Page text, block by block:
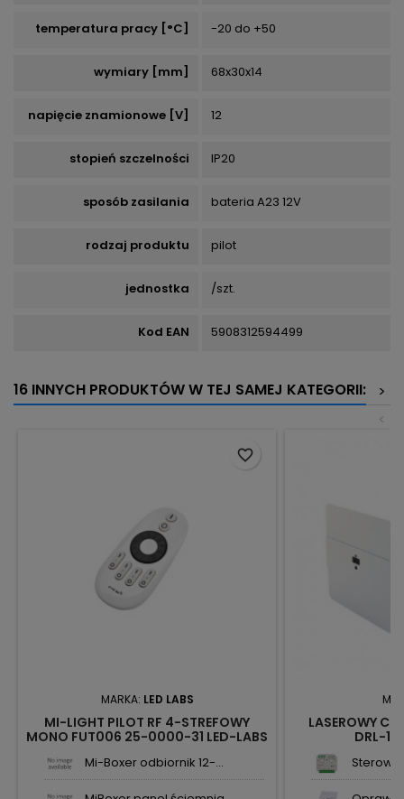
temperatura pracy [°C] -20 do +50
wymiary [mm] 68x30x14
napięcie znamionowe [V] 12
stopień szczelności IP20
sposób zasilania bateria A23 12V
rodzaj produktu pilot
jednostka /szt.
Kod EAN 5908312594499
16 INNYCH PRODUKTÓW W TEJ SAMEJ KATEGORII:
>
<
MARKA: LED LABS
MI-LIGHT PILOT RF 4-STREFOWY
MONO FUT006 25-0000-31 LED-LABS
Mi-Boxer odbiornik 12-...
favorite_border
LASEROWY
DRL-